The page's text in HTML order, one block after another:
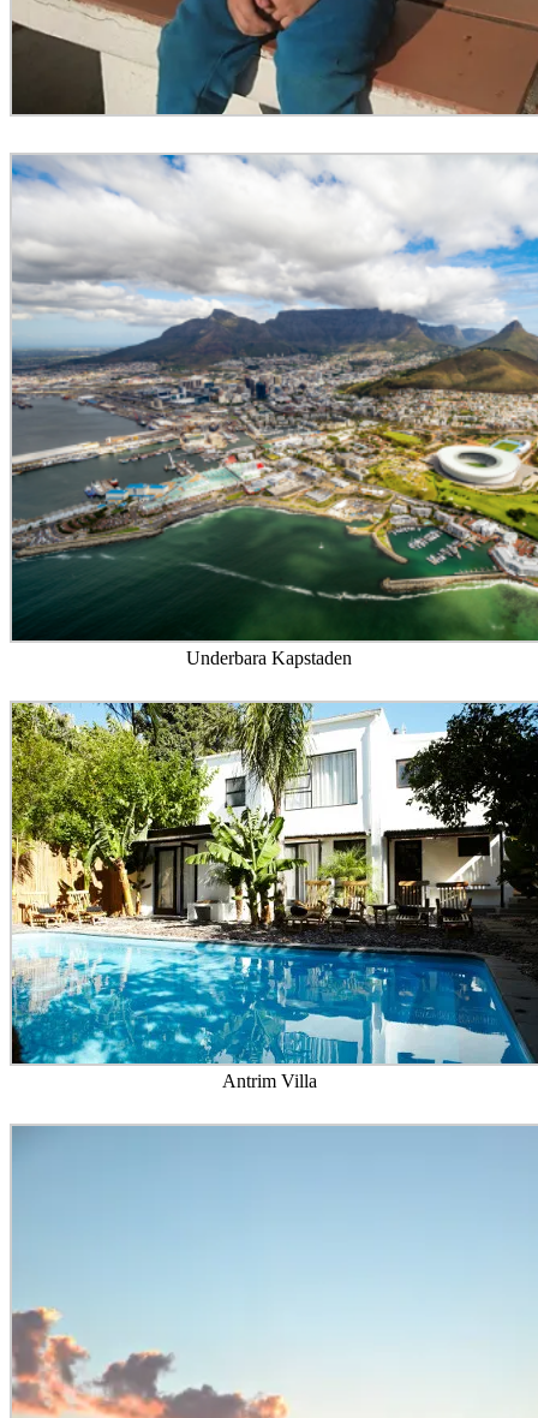
Underbara Kapstaden
Antrim Villa